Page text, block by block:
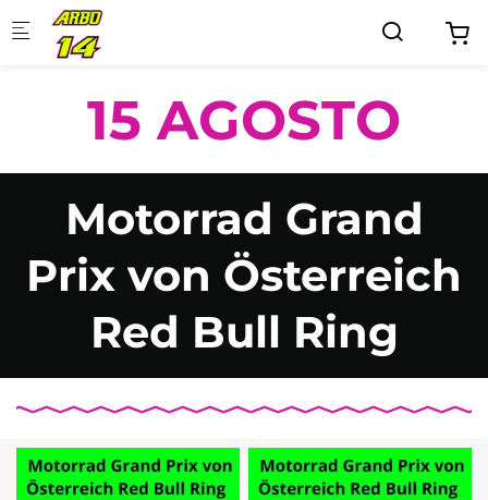
Skip to main content
15 AGOSTO
Motorrad Grand
Prix von Österreich
Red Bull Ring